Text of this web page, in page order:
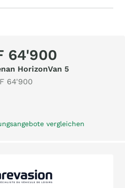
64'900
HorizonVan 5
64'900
vergleichen